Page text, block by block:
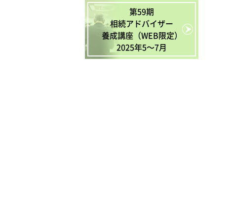
第59期
相続アドバイザー
養成講座（WEB限定）
2025年5〜7月